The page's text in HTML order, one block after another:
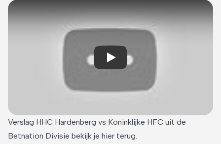
Play
Verslag HHC Hardenberg vs Koninklijke HFC uit de
Betnation Divisie bekijk je hier terug.